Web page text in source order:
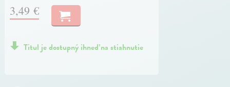
3,49 €
Titul je dostupný ihneď na stiahnutie